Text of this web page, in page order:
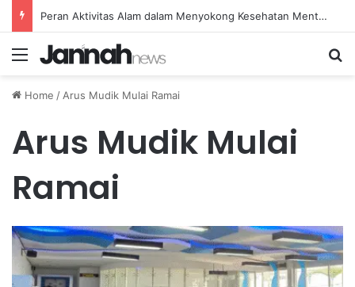
Peran Aktivitas Alam dalam Menyokong Kesehatan Mental dan Menenangkan Pikiran di Masa Sulit
Menu
Home / Arus Mudik Mulai Ramai
Arus Mudik Mulai
Ramai